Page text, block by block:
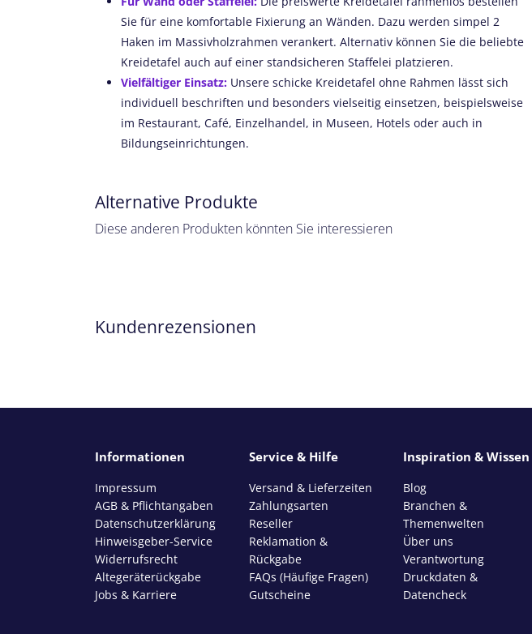
Sie für eine komfortable Fixierung an Wänden. Dazu werden simpel 2
Haken im Massivholzrahmen verankert. Alternativ können Sie die beliebte
Kreidetafel auch auf einer standsicheren Staffelei platzieren.
Vielfältiger Einsatz: Unsere schicke Kreidetafel ohne Rahmen lässt sich
individuell beschriften und besonders vielseitig einsetzen, beispielsweise
im Restaurant, Café, Einzelhandel, in Museen, Hotels oder auch in
Bildungseinrichtungen.
Alternative Produkte
Diese anderen Produkten könnten Sie interessieren
Kundenrezensionen
Informationen
Impressum
AGB & Pflichtangaben
Datenschutzerklärung
Hinweisgeber-Service
Widerrufsrecht
Altegeräterückgabe
Jobs & Karriere
Service & Hilfe
Versand & Lieferzeiten
Zahlungsarten
Reseller
Reklamation &
Rückgabe
FAQs (Häufige Fragen)
Gutscheine
Inspiration & Wissen
Blog
Branchen &
Themenwelten
Über uns
Verantwortung
Druckdaten &
Datencheck